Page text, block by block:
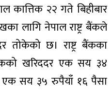
कात्तिक २२ गते बिहीबार
लागि नेपाल राष्ट्र बैंकले
तोकेको छ। राष्ट्र बैंकका
खरिददर एक सय ३४
एक सय ३५ रुपैयाँ १६ पैसा